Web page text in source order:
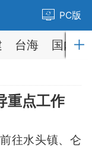
PC版
台海 国内
重点工作
往水头镇、仑